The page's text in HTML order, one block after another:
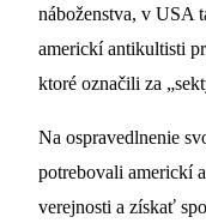
náboženstva, v USA
americkí antikultisti
ktoré označili za
Na ospravedlnenie
potrebovali americkí
verejnosti a získať